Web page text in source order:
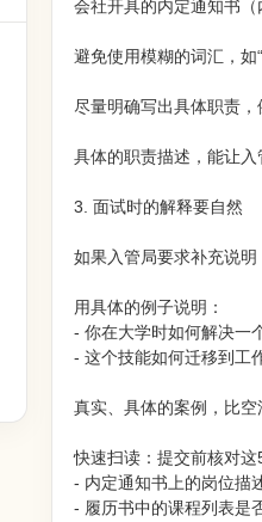
会社开具的内定通知书（
避免使用模糊的词汇，如“
尽量明确写出具体职责，
具体的职责描述，能让入
3. 面试时的解释要自然
如果入管局要求补充说明
用具体的例子说明：
- 你在大学时如何解决一
- 这个技能如何迁移到工
真实、具体的案例，比空
快速扫读：提交前核对这
- 内定通知书上的岗位描
- 履历书中的课程列表是